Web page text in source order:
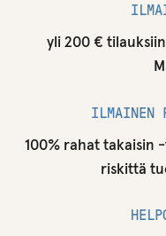
yli 200 €
ILMAINEN
100% rahat takaisin
riskittä